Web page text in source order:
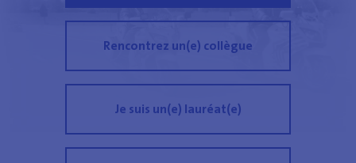
Rencontrez un(e) collègue
Je suis un(e) lauréat(e)